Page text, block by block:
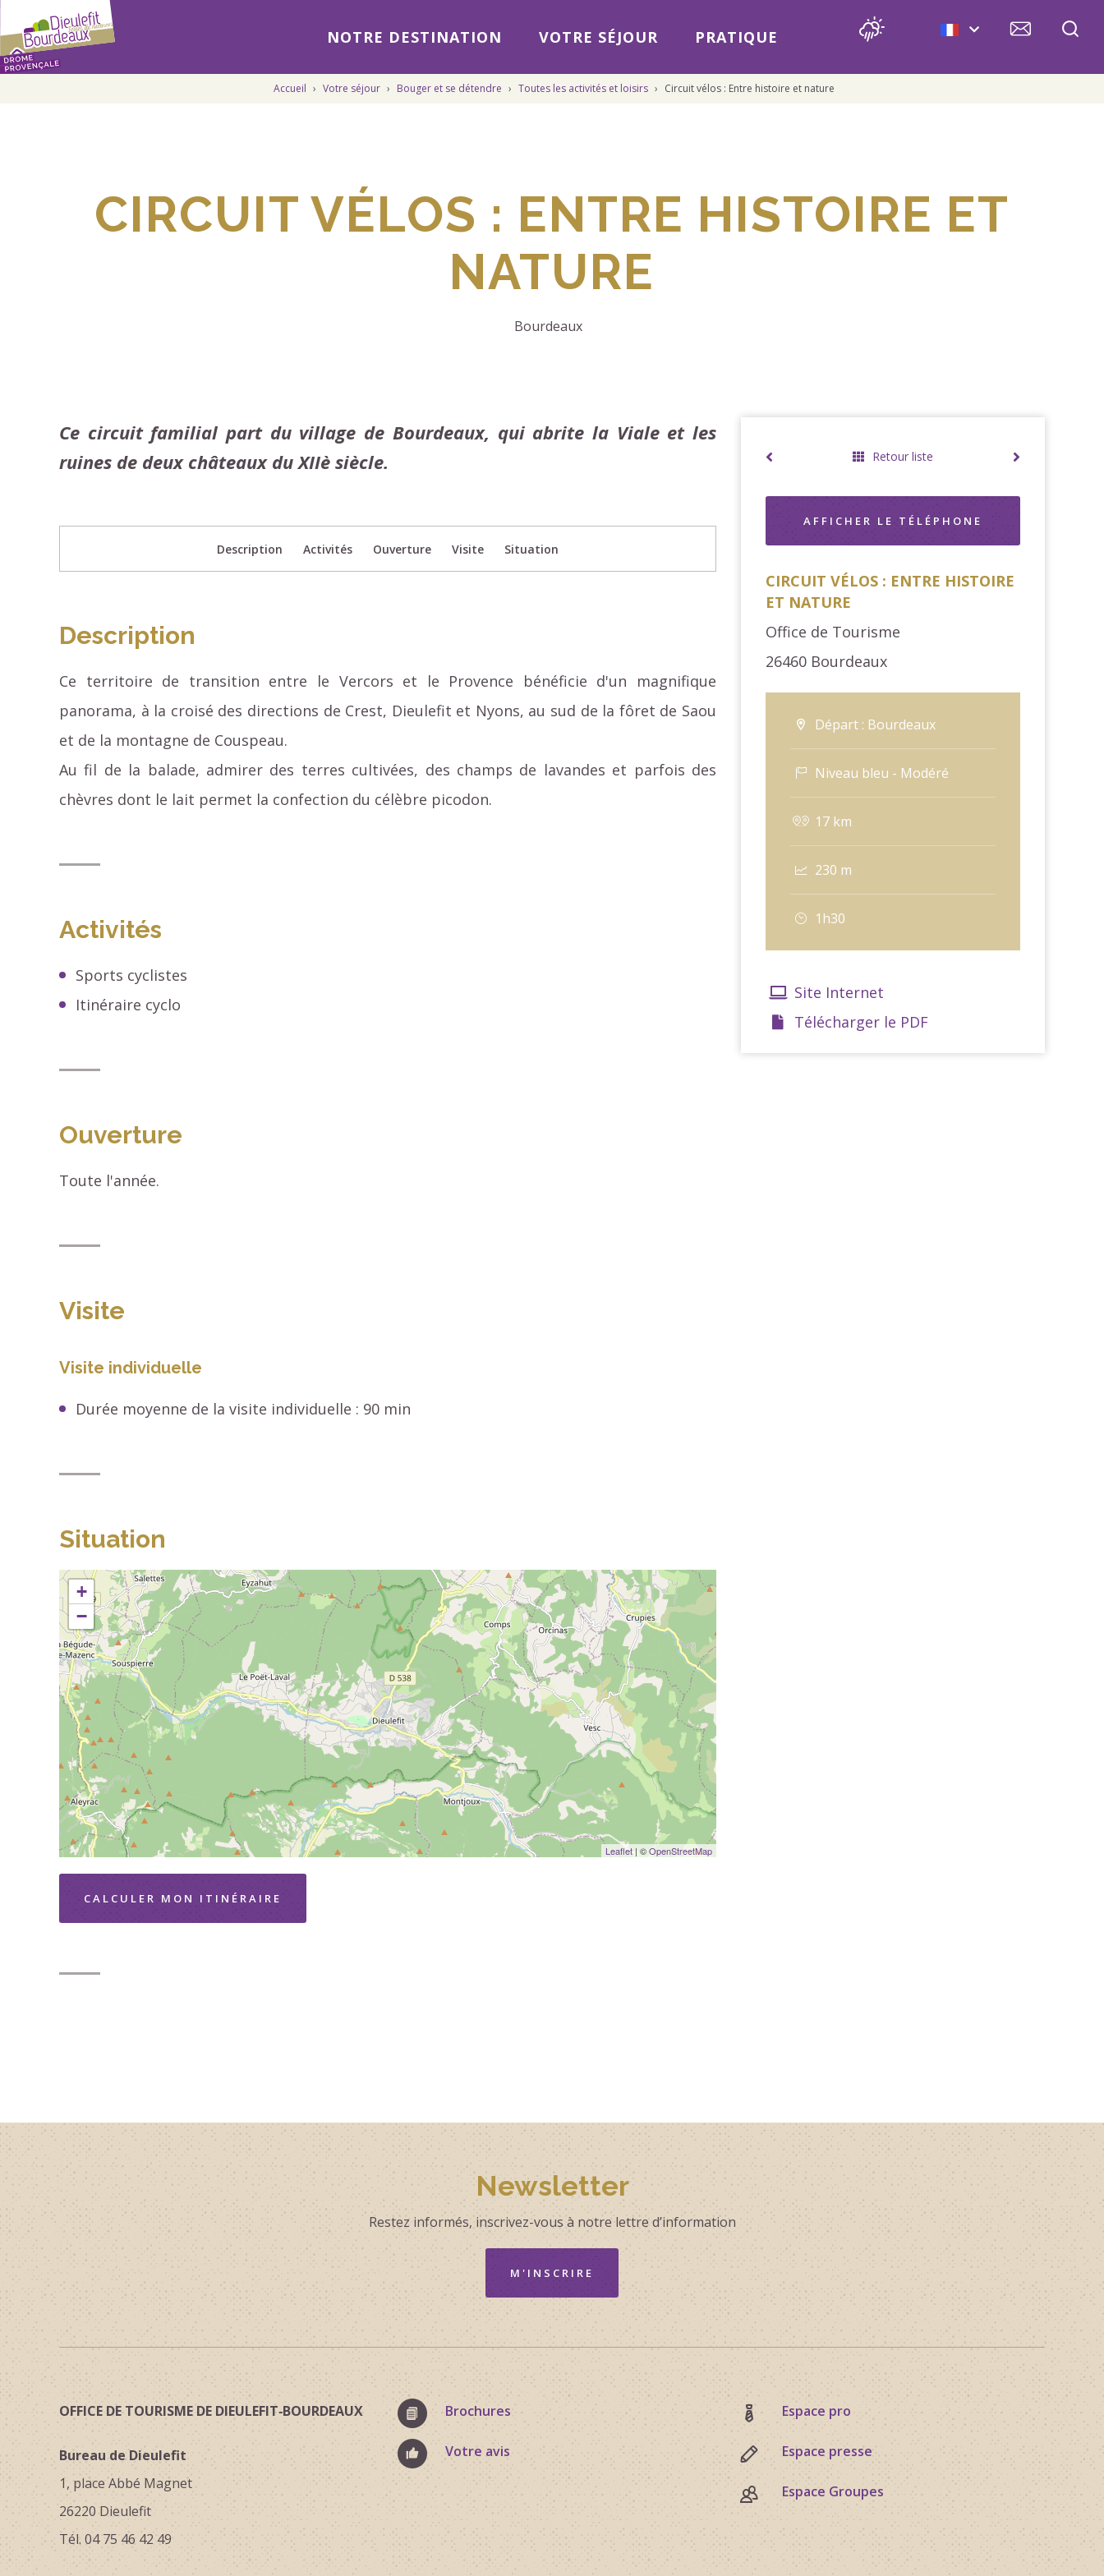
NOTRE DESTINATION VOTRE SÉJOUR PRATIQUE
Accueil › Votre séjour › Bouger et se détendre › Toutes les activités et loisirs › Circuit vélos : Entre histoire et nature
CIRCUIT VÉLOS : ENTRE HISTOIRE ET
NATURE
Bourdeaux
Ce circuit familial part du village de Bourdeaux, qui abrite la Viale et les
ruines de deux châteaux du XIIè siècle.
Description Activités Ouverture Visite Situation
Description
Ce territoire de transition entre le Vercors et le Provence bénéficie d'un magnifique
panorama, à la croisé des directions de Crest, Dieulefit et Nyons, au sud de la fôret de Saou
et de la montagne de Couspeau.
Au fil de la balade, admirer des terres cultivées, des champs de lavandes et parfois des
chèvres dont le lait permet la confection du célèbre picodon.
Activités
Sports cyclistes
Itinéraire cyclo
Ouverture
Toute l'année.
Visite
Visite individuelle
Durée moyenne de la visite individuelle : 90 min
Situation
+
−
Leaflet | ©OpenStreetMap
CALCULER MON ITINÉRAIRE
Retour liste
AFFICHER LE TÉLÉPHONE
CIRCUIT VÉLOS : ENTRE HISTOIRE
ET NATURE
Office de Tourisme
26460 Bourdeaux
Départ : Bourdeaux
Niveau bleu - Modéré
17 km
230 m
1h30
Site Internet
Télécharger le PDF
Newsletter
Restez informés, inscrivez-vous à notre lettre d’information
M'INSCRIRE
OFFICE DE TOURISME DE DIEULEFIT‑BOURDEAUX
Bureau de Dieulefit
1, place Abbé Magnet
26220 Dieulefit
Tél. 04 75 46 42 49
Brochures
Votre avis
Espace pro
Espace presse
Espace Groupes